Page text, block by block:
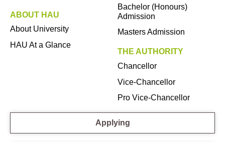
ABOUT HAU
About University
HAU At a Glance
Bachelor (Honours)
Admission
Masters Admission
THE AUTHORITY
Chancellor
Vice-Chancellor
Pro Vice-Chancellor
Applying